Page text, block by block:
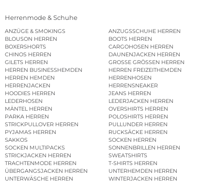
Herrenmode & Schuhe
ANZÜGE & SMOKINGS
ANZUGSSCHUHE HERREN
BLOUSON HERREN
BOOTS HERREN
BOXERSHORTS
CARGOHOSEN HERREN
CHINOS HERREN
DAUNENJACKEN HERREN
GILETS HERREN
GROSSE GRÖSSEN HERREN
HERREN BUSINESSHEMDEN
HERREN FREIZEITHEMDEN
HERREN HEMDEN
HERRENHOSEN
HERRENJACKEN
HERRENSNEAKER
HOODIES HERREN
JEANS HERREN
LEDERHOSEN
LEDERJACKEN HERREN
MÄNTEL HERREN
OVERSHIRTS HERREN
PARKA HERREN
POLOSHIRTS HERREN
STRICKPULLOVER HERREN
PULLUNDER HERREN
PYJAMAS HERREN
RUCKSÄCKE HERREN
SAKKOS
SOCKEN HERREN
SOCKEN MULTIPACKS
SONNENBRILLEN HERREN
STRICKJACKEN HERREN
SWEATSHIRTS
TRACHTENMODE HERREN
T-SHIRTS HERREN
ÜBERGANGSJACKEN HERREN
UNTERHEMDEN HERREN
UNTERWÄSCHE HERREN
WINTERJACKEN HERREN